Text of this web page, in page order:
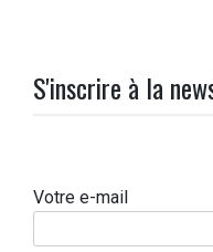
S'inscrire à la
Votre e-mail